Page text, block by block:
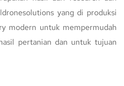
yang di produksi
modern untuk mempermudah
pertanian dan untuk tujuan